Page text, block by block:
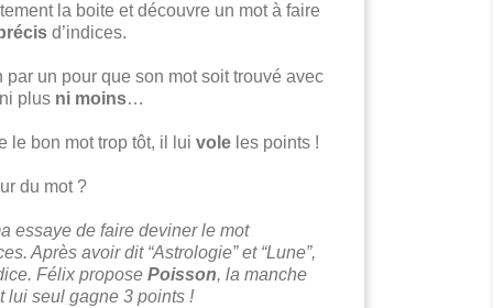
la boite et découvre un mot à faire
d’indices.
un pour que son mot soit trouvé avec
plus ni moins…
le bon mot trop tôt, il lui vole les points !
du mot ?
essaye de faire deviner le mot
Après avoir dit “Astrologie” et “Lune”,
Félix propose Poisson, la manche
lui seul gagne 3 points !